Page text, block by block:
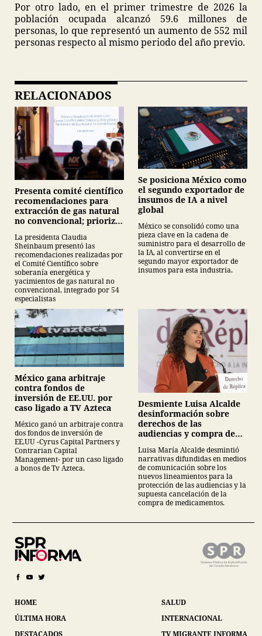
Por otro lado, en el primer trimestre de 2026 la
población ocupada alcanzó 59.6 millones de
personas, lo que representó un aumento de 552 mil
personas respecto al mismo periodo del año previo.
RELACIONADOS
Presenta comité científico
recomendaciones para
extracción de gas natural
no convencional; prioriza
descarta yacimiento
Tampico-Misantla
La presidenta Claudia
Sheinbaum presentó las
recomendaciones realizadas por
el Comité Científico sobre
soberanía energética y
yacimientos de gas natural no
convencional, integrado por 54
especialistas
Se posiciona México como
el segundo exportador de
insumos de IA a nivel
global
México se consolidó como una
pieza clave en la cadena de
suministro para el desarrollo de
la IA, al convertirse en el
segundo mayor exportador de
insumos para esta industria.
México gana arbitraje
contra fondos de
inversión de EE.UU. por
caso ligado a TV Azteca
México ganó un arbitraje contra
dos fondos de inversión de
EE.UU -Cyrus Capital Partners y
Contrarian Capital
Management- por un caso ligado
a bonos de Tv Azteca.
Desmiente Luisa Alcalde
desinformación sobre
derechos de las
audiencias y compra de
Luisa María Alcalde desmintió
narrativas difundidas en medios
de comunicación sobre los
nuevos lineamientos para la
protección de las audiencias y la
supuesta cancelación de la
compra de medicamentos.
HOME
ÚLTIMA HORA
DESTACADOS
SALUD
INTERNACIONAL
TV MIGRANTE INFORMA